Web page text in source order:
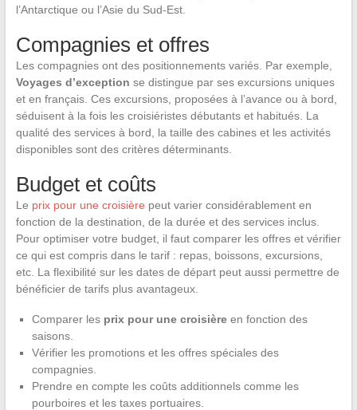
l’Antarctique ou l’Asie du Sud-Est.
Compagnies et offres
Les compagnies ont des positionnements variés. Par exemple,
Voyages d’exception se distingue par ses excursions uniques
et en français. Ces excursions, proposées à l’avance ou à bord,
séduisent à la fois les croisiéristes débutants et habitués. La
qualité des services à bord, la taille des cabines et les activités
disponibles sont des critères déterminants.
Budget et coûts
Le prix pour une croisière peut varier considérablement en
fonction de la destination, de la durée et des services inclus.
Pour optimiser votre budget, il faut comparer les offres et vérifier
ce qui est compris dans le tarif : repas, boissons, excursions,
etc. La flexibilité sur les dates de départ peut aussi permettre de
bénéficier de tarifs plus avantageux.
Comparer les prix pour une croisièreen fonction des
saisons.
Vérifier les promotions et les offres spéciales des
compagnies.
Prendre en compte les coûts additionnels comme les
pourboires et les taxes portuaires.